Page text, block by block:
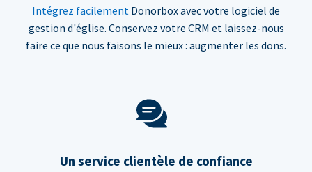
Intégrez facilement Donorbox avec votre logiciel de
gestion d'église. Conservez votre CRM et laissez-nous
faire ce que nous faisons le mieux : augmenter les dons.
Un service clientèle de confiance